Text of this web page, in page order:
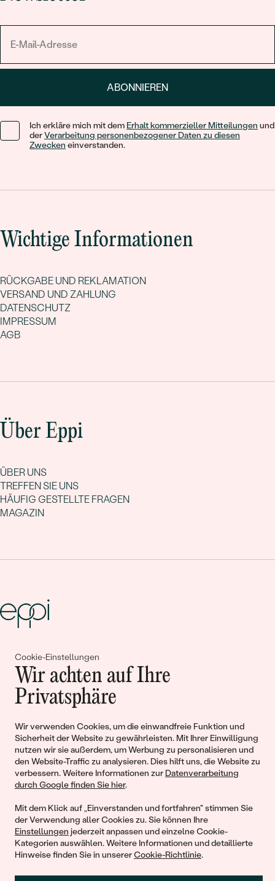
Cookie-Einstellungen
Wir achten auf Ihre
Privatsphäre
Wir verwenden Cookies, um die einwandfreie Funktion und
Sicherheit der Website zu gewährleisten. Mit Ihrer Einwilligung
nutzen wir sie außerdem, um Werbung zu personalisieren und
den Website-Traffic zu analysieren. Dies hilft uns, die Website zu
verbessern. Weitere Informationen zur Datenverarbeitung
durch Google finden Sie hier.
Mit dem Klick auf „Einverstanden und fortfahren" stimmen Sie
der Verwendung aller Cookies zu. Sie können Ihre
Einstellungen jederzeit anpassen und einzelne Cookie-
Kategorien auswählen. Weitere Informationen und detaillierte
Hinweise finden Sie in unsererCookie-Richtlinie.
ABONNIEREN
Ich erkläre mich mit dem Erhalt kommerzieller Mitteilungen und
derVerarbeitung personenbezogener Daten zu diesen
Zwecken einverstanden.
Wichtige Informationen
RÜCKGABE UND REKLAMATION
VERSAND UND ZAHLUNG
DATENSCHUTZ
IMPRESSUM
AGB
Über Eppi
ÜBER UNS
TREFFEN SIE UNS
HÄUFIG GESTELLTE FRAGEN
MAGAZIN
Gemeinsam erschaffen wir
Geschichten von Schönheit und
Liebe
Begleiten Sie uns!
© 2011 - 2026, Eppi.de